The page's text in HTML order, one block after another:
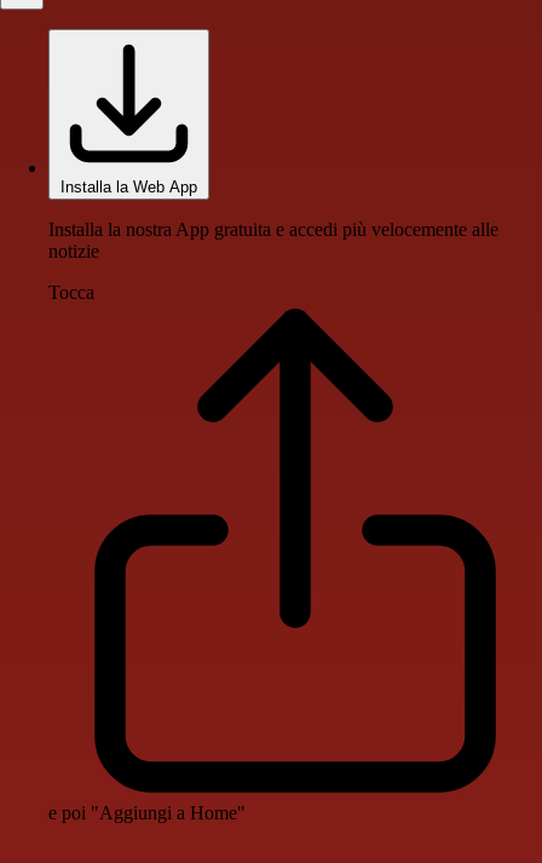
Installa la Web App
Installa la nostra App gratuita e accedi più velocemente alle
notizie
Tocca
e poi "Aggiungi a Home"